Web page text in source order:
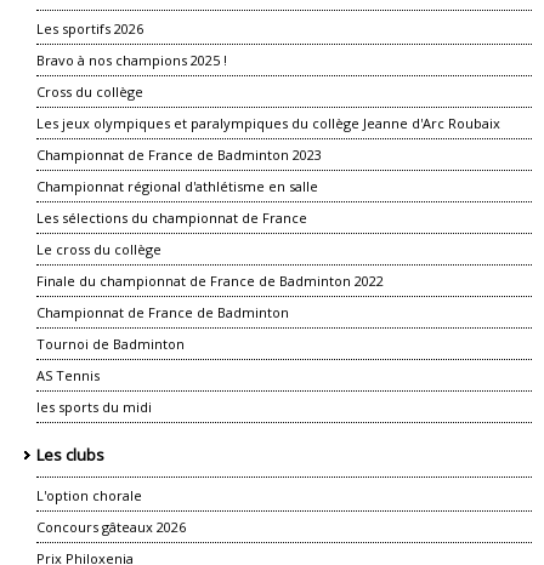
Les sportifs 2026
Bravo à nos champions 2025 !
Cross du collège
Les jeux olympiques et paralympiques du collège Jeanne d'Arc Roubaix
Championnat de France de Badminton 2023
Championnat régional d'athlétisme en salle
Les sélections du championnat de France
Le cross du collège
Finale du championnat de France de Badminton 2022
Championnat de France de Badminton
Tournoi de Badminton
AS Tennis
les sports du midi
Les clubs
L'option chorale
Concours gâteaux 2026
Prix Philoxenia